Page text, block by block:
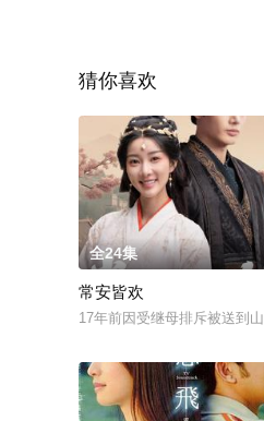
猜你喜欢
全24集
常安皆欢
17年前因受继母排斥被送到